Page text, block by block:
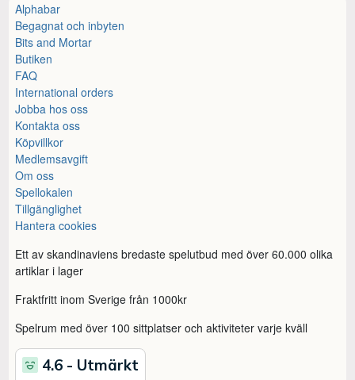
Alphabar
Begagnat och inbyten
Bits and Mortar
Butiken
FAQ
International orders
Jobba hos oss
Kontakta oss
Köpvillkor
Medlemsavgift
Om oss
Spellokalen
Tillgänglighet
Hantera cookies
Ett av skandinaviens bredaste spelutbud med över 60.000 olika
artiklar i lager
Fraktfritt inom Sverige från 1000kr
Spelrum med över 100 sittplatser och aktiviteter varje kväll